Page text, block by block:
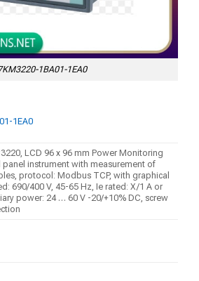
1BA01-1EA0
1EA0
LCD 96 x 96 mm Power Monitoring
panel instrument with measurement of
protocol: Modbus TCP, with graphical
690/400 V, 45-65 Hz, Ie rated: X/1 A or
power: 24 … 60 V -20/+10% DC, screw